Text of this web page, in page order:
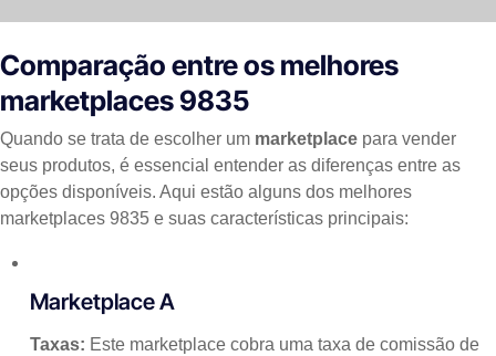
Comparação entre os melhores
marketplaces 9835
Quando se trata de escolher um marketplace para vender
seus produtos, é essencial entender as diferenças entre as
opções disponíveis. Aqui estão alguns dos melhores
marketplaces 9835 e suas características principais:
Marketplace A
Taxas: Este marketplace cobra uma taxa de comissão de